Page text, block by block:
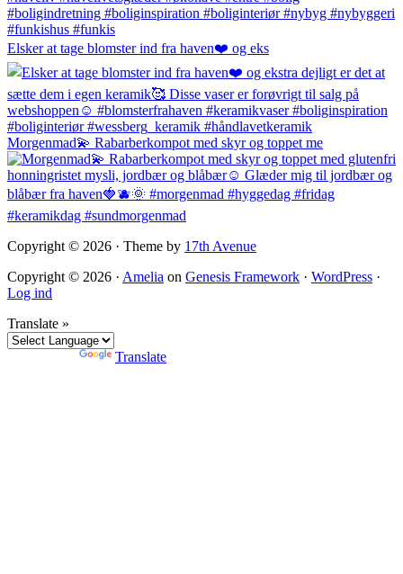
Elsker at tage blomster ind fra haven❤️ og eks
Morgenmad💫 Rabarberkompot med skyr og toppet me
Copyright © 2026 · Theme by 17th Avenue
Copyright © 2026 · Amelia on Genesis Framework · WordPress ·
Log ind
Translate »
Translate